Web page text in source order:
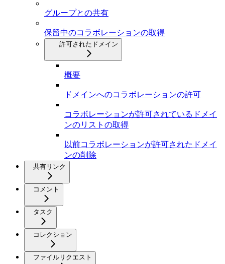
グループとの共有
保留中のコラボレーションの取得
許可されたドメイン
概要
ドメインへのコラボレーションの許可
コラボレーションが許可されているドメイ
ンのリストの取得
以前コラボレーションが許可されたドメイ
ンの削除
共有リンク
コメント
タスク
コレクション
ファイルリクエスト